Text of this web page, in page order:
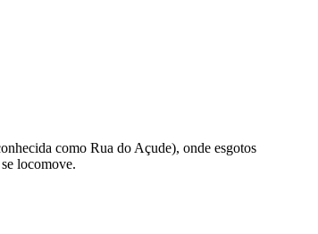
como Rua do Açude), onde esgotos
locomove.